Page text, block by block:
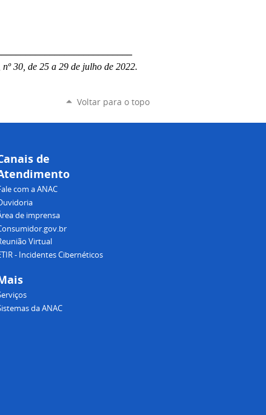
30, de 25 a 29 de julho de 2022.
Voltar para o topo
de
com a ANAC
de imprensa
Virtual
- Incidentes Cibernéticos
da ANAC